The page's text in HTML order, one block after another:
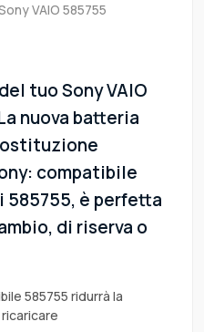
VAIO 585755
tuo Sony VAIO
nuova batteria
compatibile
è perfetta
di riserva o
585755 ridurrà la